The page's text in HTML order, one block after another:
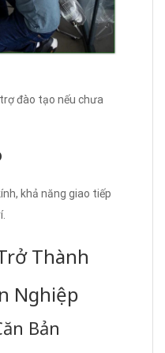
đào tạo nếu chưa
khả năng giao tiếp
Thành
Nghiệp
Bản